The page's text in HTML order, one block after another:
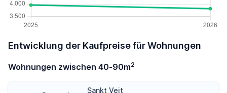
Entwicklung der Kaufpreise für Wohnungen
Wohnungen zwischen 40-90m2
Sankt Veit